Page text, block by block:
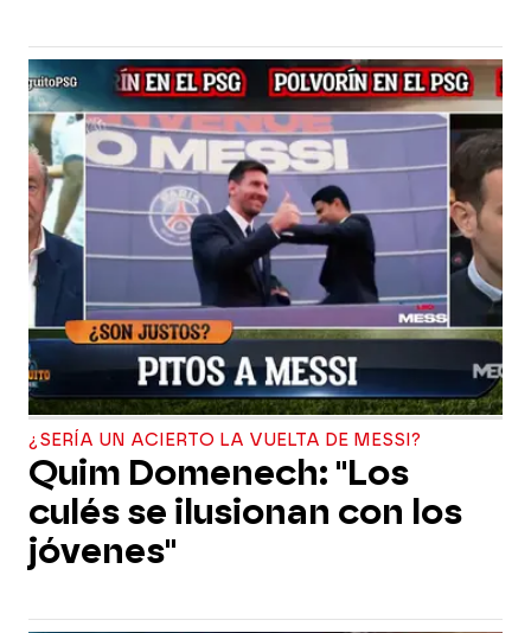
¿SERÍA UN ACIERTO LA VUELTA DE MESSI?
Quim Domenech: "Los
culés se ilusionan con los
jóvenes"